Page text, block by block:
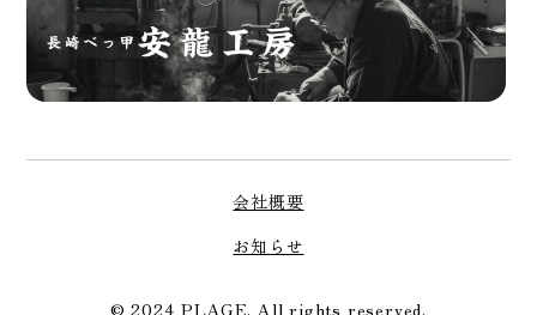
© 2024 PLAGE. All rights reserved.
会社概要
お知らせ